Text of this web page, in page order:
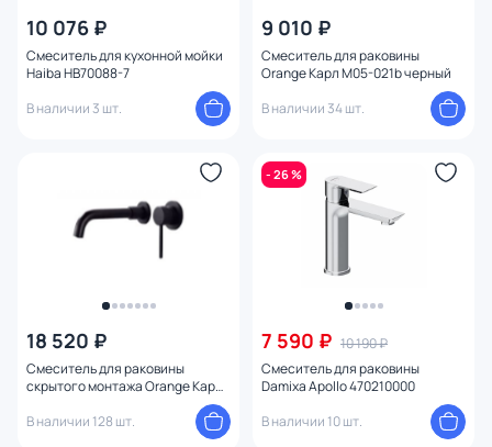
10 076 ₽
Смеситель для кухонной мойки
Haiba HB70088-7
В наличии 3 шт.
9 010 ₽
Смеситель для раковины
Orange Карл M05-021b черный
В наличии 34 шт.
18 520 ₽
Смеситель для раковины
скрытого монтажа Orange Карл
В наличии 128 шт.
- 26 %
7 590 ₽ 10 190 ₽
Cмеситель для раковины
Damixa Apollo 470210000
В наличии 10 шт.